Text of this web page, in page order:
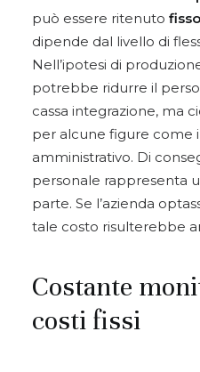
può essere ritenuto
dipende dal livello di
Nell’ipotesi di
potrebbe ridurre il
cassa integrazione, ma
per alcune figure come
amministrativo. Di
personale rappresenta
parte. Se l’azienda
tale costo risulterebbe
Costante
costi fissi